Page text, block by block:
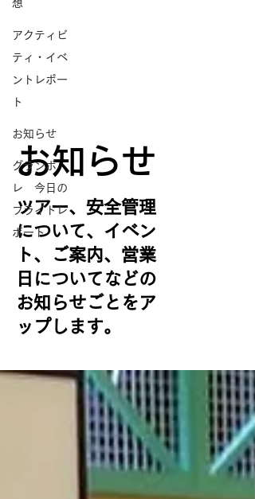
想
アクティビ
ティ・イベ
ントレポー
ト
お知らせ
グランボ
レ 今日の
フライトレ
ポート
お知らせ
ツアー、安全管理
について、イベン
ト、ご案内、営業
日についてなどの
お知らせごとをア
ップします。